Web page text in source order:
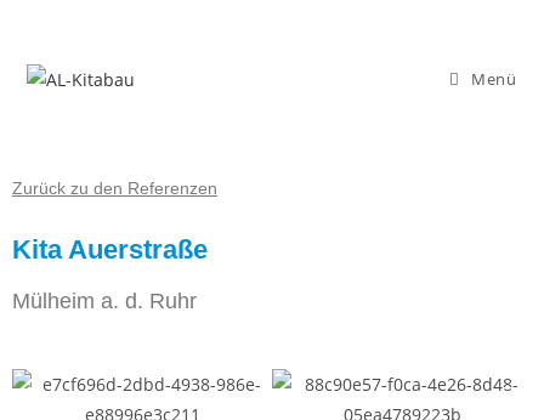
Menü
Zurück zu den Referenzen
Kita Auerstraße
Mülheim a. d. Ruhr